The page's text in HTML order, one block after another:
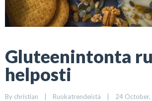
Gluteenintonta
helposti
By christian | Ruokatrendeistä | 24